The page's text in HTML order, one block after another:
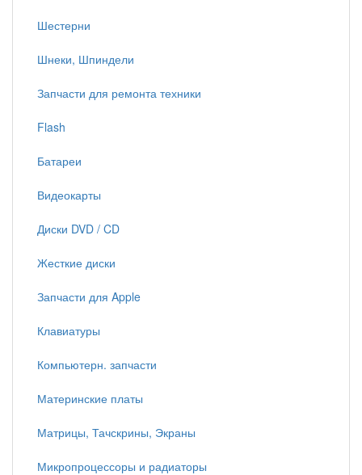
Шестерни
Шнеки, Шпиндели
Запчасти для ремонта техники
Flash
Батареи
Видеокарты
Диски DVD / CD
Жесткие диски
Запчасти для Apple
Клавиатуры
Компьютерн. запчасти
Материнские платы
Матрицы, Тачскрины, Экраны
Микропроцессоры и радиаторы